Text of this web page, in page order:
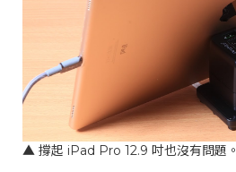
▲ 撐起 iPad Pro 12.9 吋也沒有問題。